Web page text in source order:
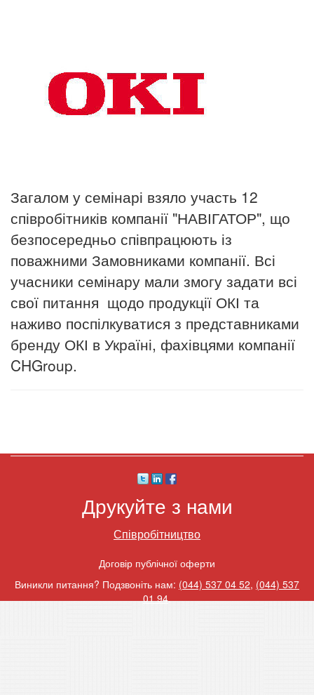
Загалом у семінарі взяло участь 12
співробітників компанії "НАВІГАТОР", що
безпосередньо співпрацюють із
поважними Замовниками компанії. Всі
учасники семінару мали змогу задати всі
свої питання щодо продукції ОКІ та
наживо поспілкуватися з представниками
бренду ОКІ в Україні, фахівцями компанії
CHGroup.
Друкуйте з нами
Співробітництво
Договір публічної оферти
Виникли питання? Подзвоніть нам: (044) 537 04 52, (044) 537
01 94.